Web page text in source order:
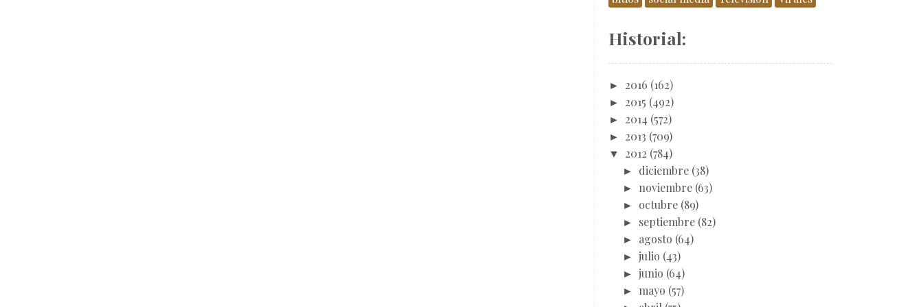
Historial:
► 2016 (162)
► 2015 (492)
► 2014 (572)
► 2013 (709)
▼ 2012 (784)
► diciembre (38)
► noviembre (63)
► octubre (89)
► septiembre (82)
► agosto (64)
► julio (43)
► junio (64)
► mayo (57)